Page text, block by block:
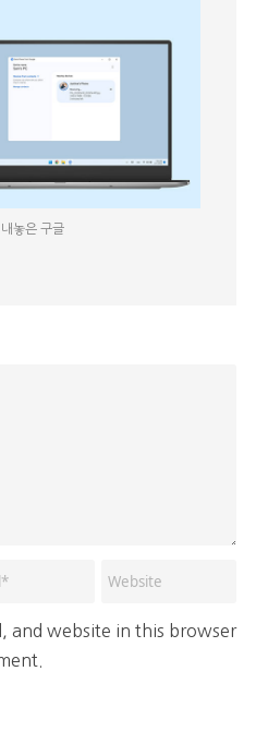
놓은 구글
and website in this browser